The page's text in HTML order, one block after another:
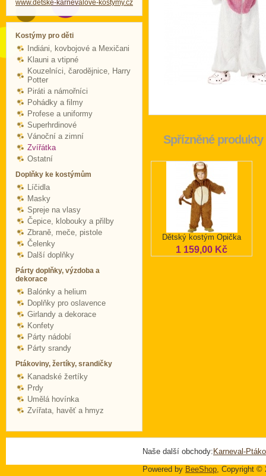
www.detske-karnevalove-kostymy.cz
Kostýmy pro děti
Indiáni, kovbojové a Mexičani
Klauni a vtipné
Kouzelníci, čarodějnice, Harry
Potter
Piráti a námořníci
Pohádky a filmy
Profese a uniformy
Superhrdinové
Vánoční a zimní
Zvířátka
Ostatní
Doplňky ke kostýmům
Líčidla
Masky
Spreje na vlasy
Čepice, klobouky a přilby
Zbraně, meče, pistole
Čelenky
Další doplňky
Párty doplňky, výzdoba a
dekorace
Balónky a helium
Doplňky pro oslavence
Girlandy a dekorace
Konfety
Párty nádobí
Párty srandy
Ptákoviny, žertíky, srandičky
Kanadské žertíky
Prdy
Umělá hovínka
Zvířata, havěť a hmyz
Spřízněné produkty
Dětský kostým Opička
1 159,00 Kč
Naše další obchody: Karneval-
Powered by BeeShop, Copyright ©